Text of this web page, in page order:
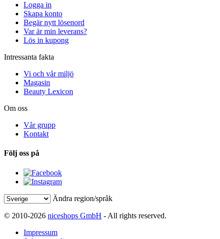
Logga in
Skapa konto
Begär nytt lösenord
Var är min leverans?
Lös in kupong
Intressanta fakta
Vi och vår miljö
Magasin
Beauty Lexicon
Om oss
Vår grupp
Kontakt
Följ oss på
Ändra region/språk
© 2010-2026 niceshops GmbH - All rights reserved.
Impressum